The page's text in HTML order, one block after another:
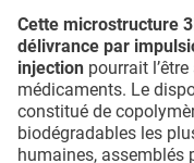
Cette microstructure
délivrance par
injection pourrait
médicaments. Le
constitué de
biodégradables les
humaines, assemblés